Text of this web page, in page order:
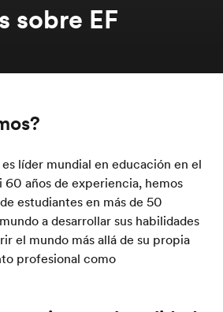
sobre EF
líder mundial en educación en el
60 años de experiencia, hemos
estudiantes en más de 50
a desarrollar sus habilidades
el mundo más allá de su propia
profesional como